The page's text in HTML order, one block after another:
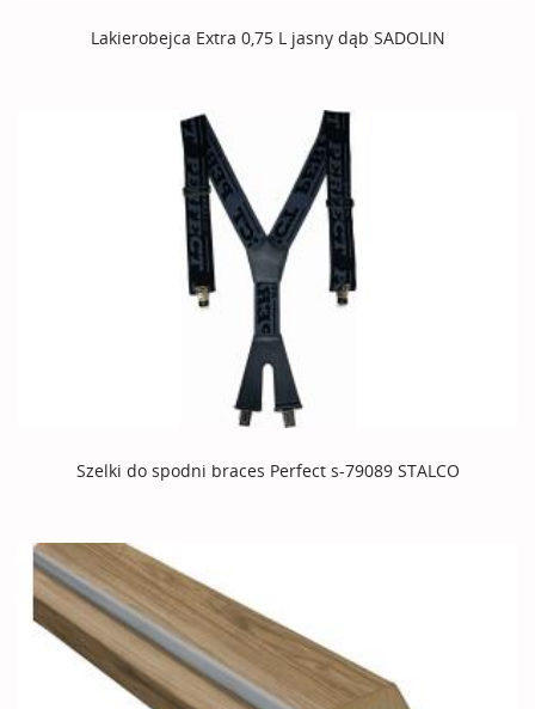
Lakierobejca Extra 0,75 L jasny dąb SADOLIN
Szelki do spodni braces Perfect s-79089 STALCO